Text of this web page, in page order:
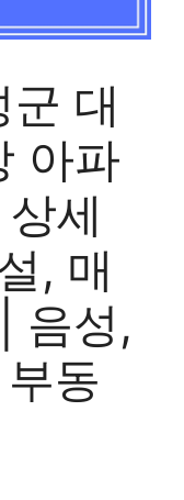
대
아파
세
, 매
음성,
동